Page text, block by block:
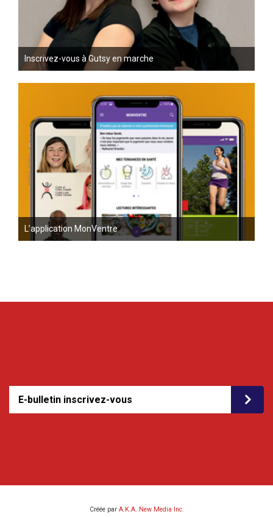
Inscrivez-vous à Gutsy en marche
L’application MonVentre
E-bulletin inscrivez-vous
Créée par A.K.A. New Media Inc.